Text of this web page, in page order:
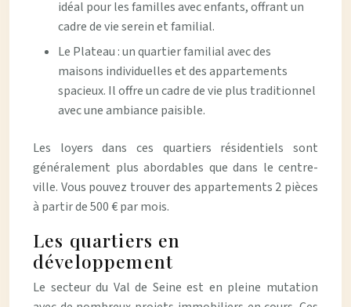
idéal pour les familles avec enfants, offrant un
cadre de vie serein et familial.
Le Plateau : un quartier familial avec des
maisons individuelles et des appartements
spacieux. Il offre un cadre de vie plus traditionnel
avec une ambiance paisible.
Les loyers dans ces quartiers résidentiels sont
généralement plus abordables que dans le centre-
ville. Vous pouvez trouver des appartements 2 pièces
à partir de 500 € par mois.
Les quartiers en
développement
Le secteur du Val de Seine est en pleine mutation